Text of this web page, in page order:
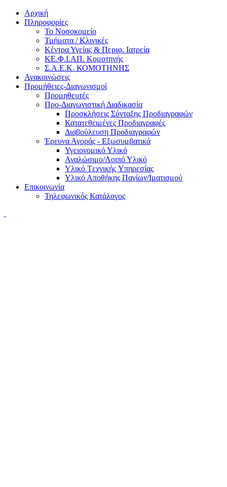
Αρχική
Πληροφορίες
Το Νοσοκομείο
Τμήματα / Κλινικές
Κέντρα Υγείας & Περιφ. Ιατρεία
ΚΕ.Φ.Ι.ΑΠ. Κομοτηνής
Σ.Α.Ε.Κ. ΚΟΜΟΤΗΝΗΣ
Ανακοινώσεις
Προμήθειες-Διαγωνισμοί
Προμηθευτές
Προ-Διαγωνιστική Διαδικασία
Προσκλήσεις Σύνταξης Προδιαγραφών
Κατατεθειμένες Προδιαγραφές
Διαβούλευση Προδιαγραφών
Έρευνα Αγοράς - Εξωσυμβατικά
Υγειονομικό Υλικό
Αναλώσιμο/Λοιπό Υλικό
Υλικό Tεχνικής Yπηρεσίας
Υλικό Αποθήκης Παγίων/Ιματισμού
Επικοινωνία
Τηλεφωνικός Κατάλογος